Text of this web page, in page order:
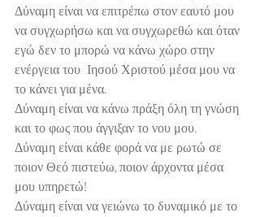
Δύναμη είναι να επιτρέπω στον εαυτό μου
να συγχωρήσω και να συγχωρεθώ και όταν
εγώ δεν το μπορώ να κάνω χώρο στην
ενέργεια του  Ιησού Χριστού μέσα μου να
το κάνει για μένα.
Δύναμη είναι να κάνω πράξη όλη τη γνώση
και το φως που άγγιξαν το νου μου.
Δύναμη είναι κάθε φορά να με ρωτώ σε
ποιον Θεό πιστεύω, ποιον άρχοντα μέσα
μου υπηρετώ!
Δύναμη είναι να γειώνω το δυναμικό με το